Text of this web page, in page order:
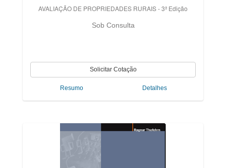
AVALIAÇÃO DE PROPRIEDADES RURAIS - 3ª Edição
Sob Consulta
Resumo Detalhes